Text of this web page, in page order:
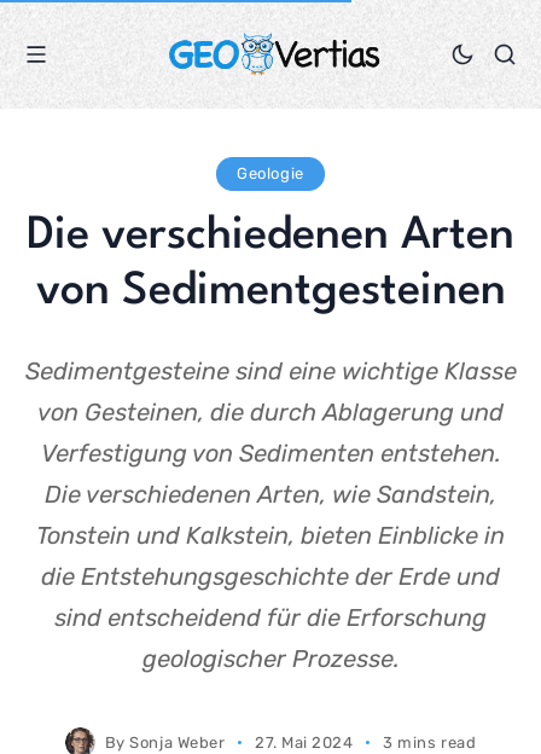
Geologie
Die verschiedenen Arten
von Sedimentgesteinen
Sedimentgesteine sind eine wichtige Klasse
von Gesteinen, die durch Ablagerung und
Verfestigung von Sedimenten entstehen.
Die verschiedenen Arten, wie Sandstein,
Tonstein und Kalkstein, bieten Einblicke in
die Entstehungsgeschichte der Erde und
sind entscheidend für die Erforschung
geologischer Prozesse.
BySonja Weber 27. Mai 2024 3 mins read